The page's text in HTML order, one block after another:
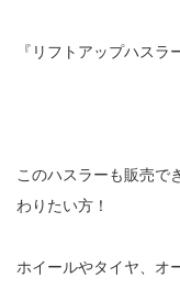
『リフトアップハスラ
このハスラーも販売で
わりたい方！
ホイールやタイヤ、オ